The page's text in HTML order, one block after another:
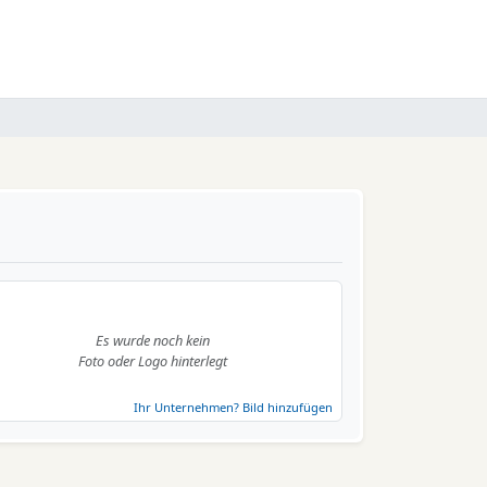
Es wurde noch kein
Foto oder Logo hinterlegt
Ihr Unternehmen? Bild hinzufügen